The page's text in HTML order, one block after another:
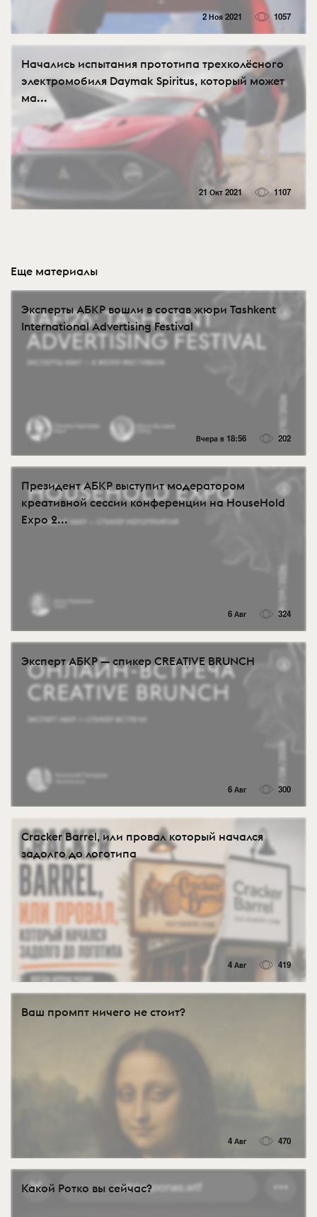
2 Ноя 2021 1057
Начались испытания прототипа трехколёсного
электромобиля Daymak Spiritus, который может
ма...
21 Окт 2021 1107
Еще материалы
Эксперты АБКР вошли в состав жюри Tashkent
International Advertising Festival
Вчера в 18:56 202
Президент АБКР выступит модератором
креативной сессии конференции на HouseHold
Expo 2...
6 Авг 324
Эксперт АБКР — спикер CREATIVE BRUNCH
6 Авг 300
Cracker Barrel, или провал который начался
задолго до логотипа
4 Авг 419
Ваш промпт ничего не стоит?
4 Авг 470
Какой Ротко вы сейчас?